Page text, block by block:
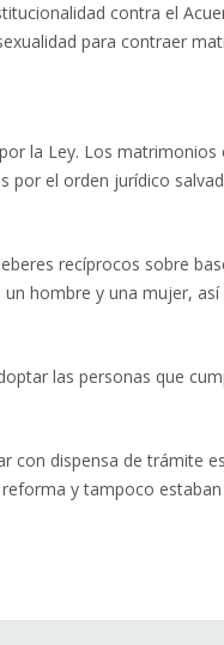
contra el
para contraer
la Ley. Los matrimonios
por el orden jurídico
recíprocos sobre
hombre y una mujer,
las personas que
con dispensa de trámite
y tampoco estaban